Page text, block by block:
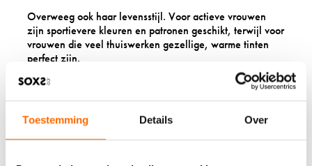
Toestemming Details Over
Overweeg ook haar levensstijl. Voor actieve vrouwen
zijn sportievere kleuren en patronen geschikt, terwijl voor
vrouwen die veel thuiswerken gezellige, warme tinten
perfect zijn.
VOOR WELKE
GELEGENHEDEN ZIJN